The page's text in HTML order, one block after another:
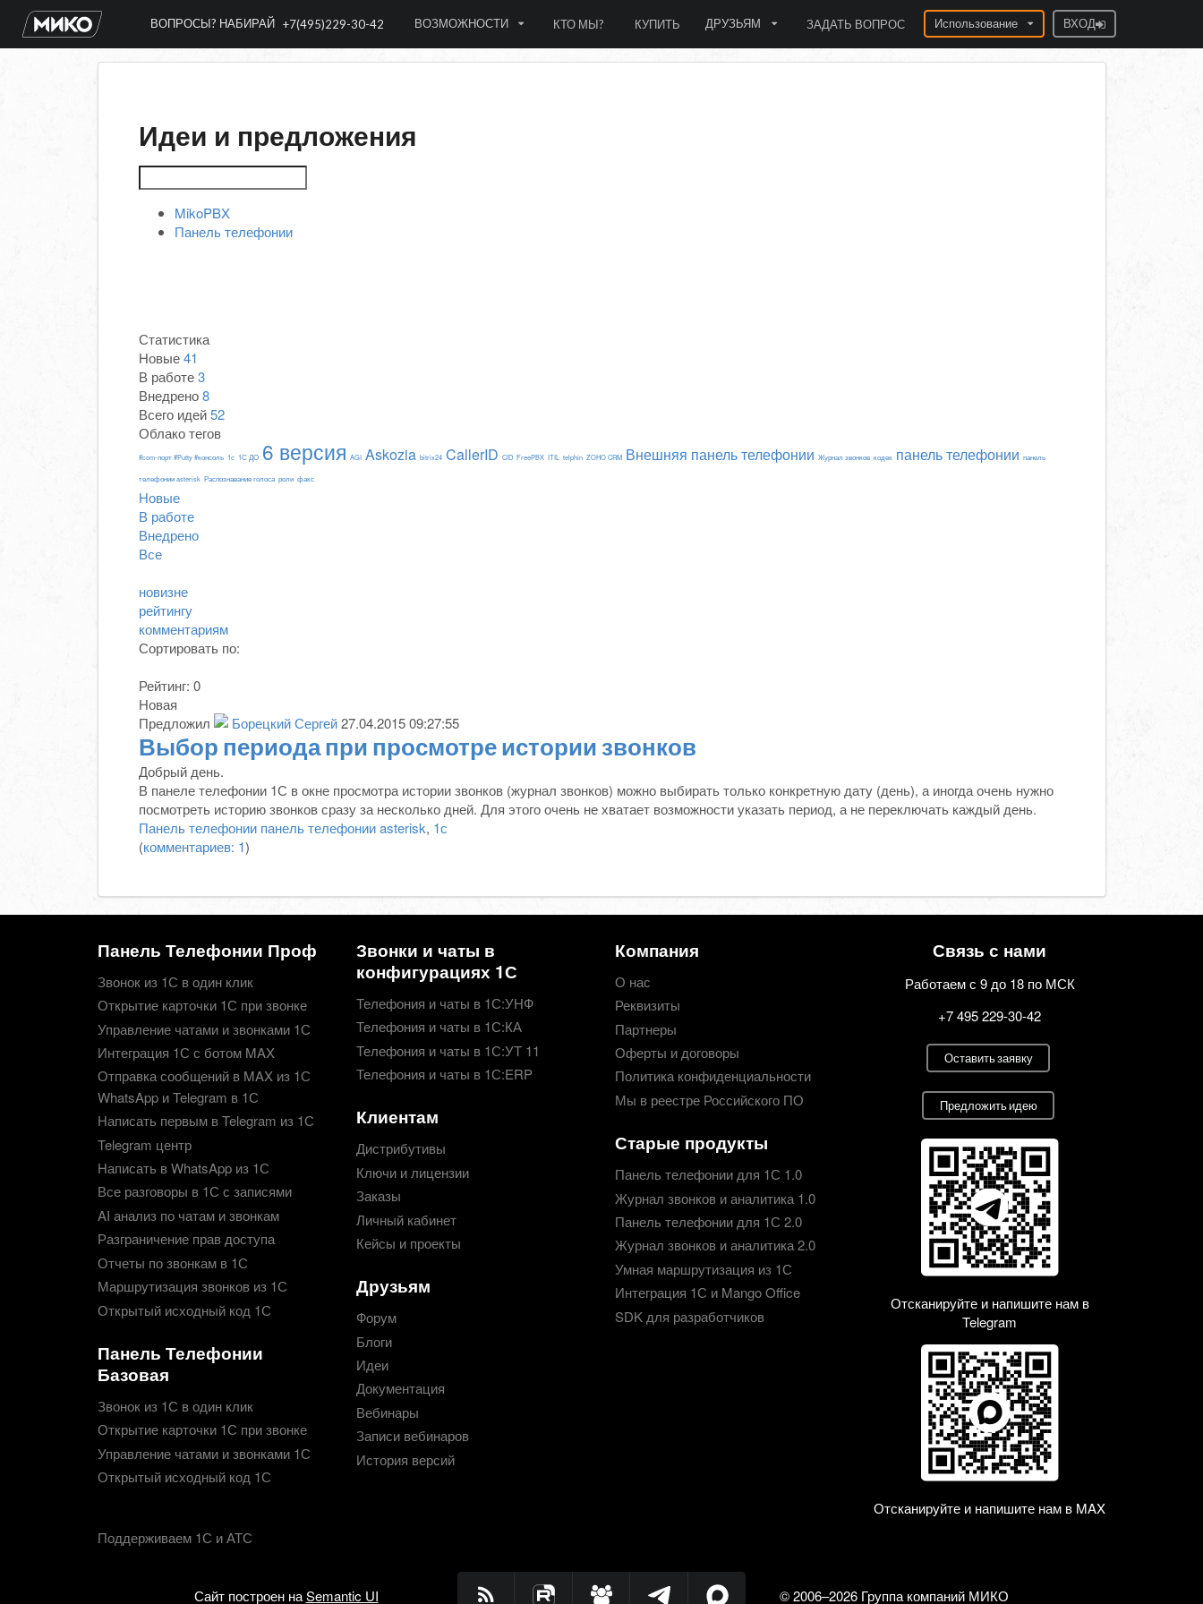
ВОПРОСЫ? НАБИРАЙ+7(495)229-30-42 ВОЗМОЖНОСТИ КТО МЫ? КУПИТЬ ДРУЗЬЯМ ЗАДАТЬ ВОПРОС Использование ВХОД
Идеи и предложения
MikoPBX
Панель телефонии
Статистика
Новые 41
В работе 3
Внедрено 8
Всего идей 52
Облако тегов
#com-порт #Putty #консоль 1с 1С ДО 6 версия AGI Askozia bitrix24 CallerID CID FreePBX ITIL telphin ZOHO CRM Внешняя панель телефонии Журнал звонков кодек панель телефонии панель
телефонии asterisk Распознавание голоса роли факс
Новые
В работе
Внедрено
Все
новизне
рейтингу
комментариям
Сортировать по:
Рейтинг: 0
Новая
Предложил
Борецкий Сергей 27.04.2015 09:27:55
Выбор периода при просмотре истории звонков
Добрый день.
В панеле телефонии 1С в окне просмотра истории звонков (журнал звонков) можно выбирать только конкретную дату (день), а иногда очень нужно
посмотреть историю звонков сразу за несколько дней. Для этого очень не хватает возможности указать период, а не переключать каждый день.
Панель телефонии панель телефонии asterisk, 1с
(комментариев: 1)
Панель Телефонии Проф
Звонок из 1С в один клик
Открытие карточки 1С при звонке
Управление чатами и звонками 1С
Интеграция 1С с ботом MAX
Отправка сообщений в MAX из 1С
WhatsApp и Telegram в 1С
Написать первым в Telegram из 1С
Telegram центр
Написать в WhatsApp из 1С
Все разговоры в 1С с записями
AI анализ по чатам и звонкам
Разграничение прав доступа
Отчеты по звонкам в 1С
Маршрутизация звонков из 1С
Открытый исходный код 1С
Панель Телефонии
Базовая
Звонок из 1С в один клик
Открытие карточки 1С при звонке
Управление чатами и звонками 1С
Открытый исходный код 1С
Поддерживаем 1С и АТС
Звонки и чаты в
конфигурациях 1С
Телефония и чаты в 1С:УНФ
Телефония и чаты в 1С:КА
Телефония и чаты в 1С:УТ 11
Телефония и чаты в 1С:ERP
Клиентам
Дистрибутивы
Ключи и лицензии
Заказы
Личный кабинет
Кейсы и проекты
Друзьям
Форум
Блоги
Идеи
Документация
Вебинары
Записи вебинаров
История версий
Компания
О нас
Реквизиты
Партнеры
Оферты и договоры
Политика конфиденциальности
Мы в реестре Российского ПО
Старые продукты
Панель телефонии для 1С 1.0
Журнал звонков и аналитика 1.0
Панель телефонии для 1С 2.0
Журнал звонков и аналитика 2.0
Умная маршрутизация из 1С
Интеграция 1С и Mango Office
SDK для разработчиков
Связь с нами
Работаем с 9 до 18 по МСК
+7 495 229-30-42
Оставить заявку
Предложить идею
Отсканируйте и напишите нам в
Telegram
Отсканируйте и напишите нам в MAX
Сайт построен наSemantic UI © 2006–2026 Группа компаний МИКО